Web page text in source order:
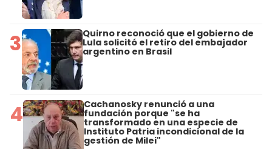
3 Quirno reconoció que el gobierno de
Lula solicitó el retiro del embajador
argentino en Brasil
4 Cachanosky renunció a una
fundación porque "se ha
transformado en una especie de
Instituto Patria incondicional de la
gestión de Milei"